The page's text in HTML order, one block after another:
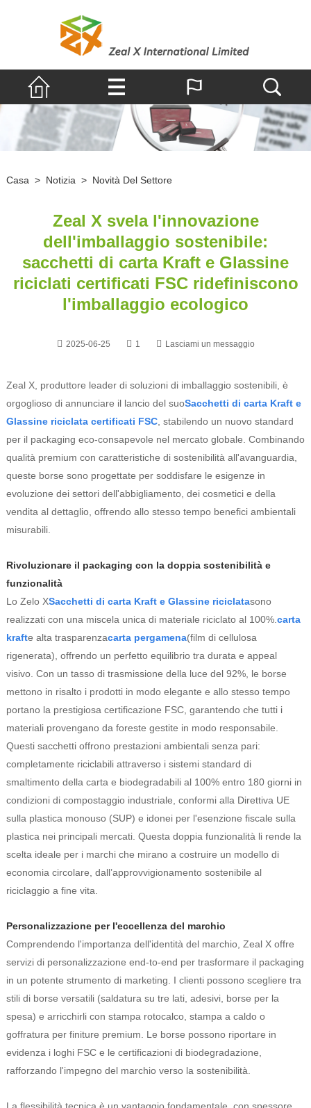
Casa > Notizia > Novità Del Settore
Zeal X svela l'innovazione
dell'imballaggio sostenibile:
sacchetti di carta Kraft e Glassine
riciclati certificati FSC ridefiniscono
l'imballaggio ecologico
2025-06-25 1 Lasciami un messaggio
Zeal X, produttore leader di soluzioni di imballaggio sostenibili, è
orgoglioso di annunciare il lancio del suoSacchetti di carta Kraft e
Glassine riciclata certificati FSC, stabilendo un nuovo standard
per il packaging eco-consapevole nel mercato globale. Combinando
qualità premium con caratteristiche di sostenibilità all'avanguardia,
queste borse sono progettate per soddisfare le esigenze in
evoluzione dei settori dell'abbigliamento, dei cosmetici e della
vendita al dettaglio, offrendo allo stesso tempo benefici ambientali
misurabili.
Rivoluzionare il packaging con la doppia sostenibilità e
funzionalità
Lo Zelo XSacchetti di carta Kraft e Glassine riciclatasono
realizzati con una miscela unica di materiale riciclato al 100%. carta
krafte alta trasparenzacarta pergamena(film di cellulosa
rigenerata), offrendo un perfetto equilibrio tra durata e appeal
visivo. Con un tasso di trasmissione della luce del 92%, le borse
mettono in risalto i prodotti in modo elegante e allo stesso tempo
portano la prestigiosa certificazione FSC, garantendo che tutti i
materiali provengano da foreste gestite in modo responsabile.
Questi sacchetti offrono prestazioni ambientali senza pari:
completamente riciclabili attraverso i sistemi standard di
smaltimento della carta e biodegradabili al 100% entro 180 giorni in
condizioni di compostaggio industriale, conformi alla Direttiva UE
sulla plastica monouso (SUP) e idonei per l'esenzione fiscale sulla
plastica nei principali mercati. Questa doppia funzionalità li rende la
scelta ideale per i marchi che mirano a costruire un modello di
economia circolare, dall’approvvigionamento sostenibile al
riciclaggio a fine vita.
Personalizzazione per l'eccellenza del marchio
Comprendendo l'importanza dell'identità del marchio, Zeal X offre
servizi di personalizzazione end-to-end per trasformare il packaging
in un potente strumento di marketing. I clienti possono scegliere tra
stili di borse versatili (saldatura su tre lati, adesivi, borse per la
spesa) e arricchirli con stampa rotocalco, stampa a caldo o
goffratura per finiture premium. Le borse possono riportare in
evidenza i loghi FSC e le certificazioni di biodegradazione,
rafforzando l'impegno del marchio verso la sostenibilità.
La flessibilità tecnica è un vantaggio fondamentale, con spessore